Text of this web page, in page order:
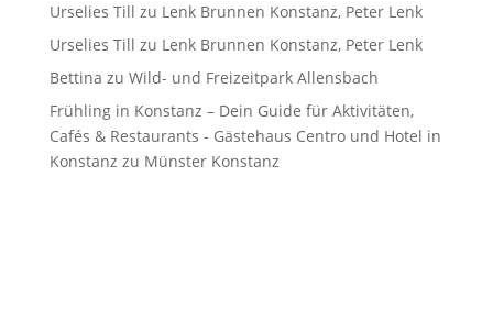
Urselies Till zu Lenk Brunnen Konstanz, Peter Lenk
Urselies Till zu Lenk Brunnen Konstanz, Peter Lenk
Bettina zu Wild- und Freizeitpark Allensbach
Frühling in Konstanz – Dein Guide für Aktivitäten,
Cafés & Restaurants - Gästehaus Centro und Hotel in
Konstanz zu Münster Konstanz